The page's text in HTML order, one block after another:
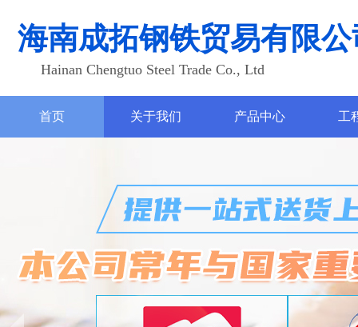
海南成拓钢铁贸易有限
Hainan Chengtuo Steel Trade Co., Ltd
首页 关于我们 产品中心 工